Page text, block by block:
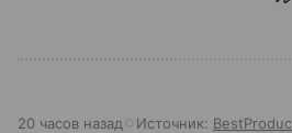
20 часов назад Источник: